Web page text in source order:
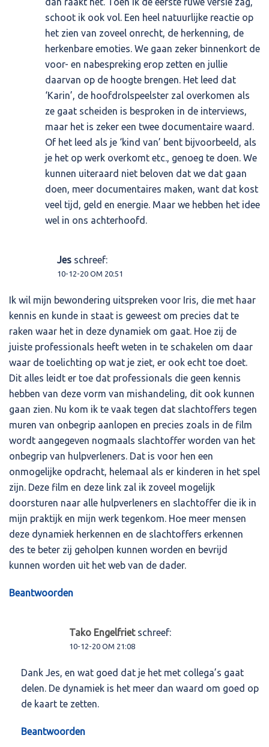
schoot ik ook vol. Een heel natuurlijke reactie op
het zien van zoveel onrecht, de herkenning, de
herkenbare emoties. We gaan zeker binnenkort de
voor- en nabespreking erop zetten en jullie
daarvan op de hoogte brengen. Het leed dat
‘Karin’, de hoofdrolspeelster zal overkomen als
ze gaat scheiden is besproken in de interviews,
maar het is zeker een twee documentaire waard.
Of het leed als je ‘kind van’ bent bijvoorbeeld, als
je het op werk overkomt etc., genoeg te doen. We
kunnen uiteraard niet beloven dat we dat gaan
doen, meer documentaires maken, want dat kost
veel tijd, geld en energie. Maar we hebben het idee
wel in ons achterhoofd.
Jes schreef:
10-12-20 OM 20:51
Ik wil mijn bewondering uitspreken voor Iris, die met haar
kennis en kunde in staat is geweest om precies dat te
raken waar het in deze dynamiek om gaat. Hoe zij de
juiste professionals heeft weten in te schakelen om daar
waar de toelichting op wat je ziet, er ook echt toe doet.
Dit alles leidt er toe dat professionals die geen kennis
hebben van deze vorm van mishandeling, dit ook kunnen
gaan zien. Nu kom ik te vaak tegen dat slachtoffers tegen
muren van onbegrip aanlopen en precies zoals in de film
wordt aangegeven nogmaals slachtoffer worden van het
onbegrip van hulpverleners. Dat is voor hen een
onmogelijke opdracht, helemaal als er kinderen in het spel
zijn. Deze film en deze link zal ik zoveel mogelijk
doorsturen naar alle hulpverleners en slachtoffer die ik in
mijn praktijk en mijn werk tegenkom. Hoe meer mensen
deze dynamiek herkennen en de slachtoffers erkennen
des te beter zij geholpen kunnen worden en bevrijd
kunnen worden uit het web van de dader.
Beantwoorden
Tako Engelfriet schreef:
10-12-20 OM 21:08
Dank Jes, en wat goed dat je het met collega’s gaat
delen. De dynamiek is het meer dan waard om goed op
de kaart te zetten.
Beantwoorden